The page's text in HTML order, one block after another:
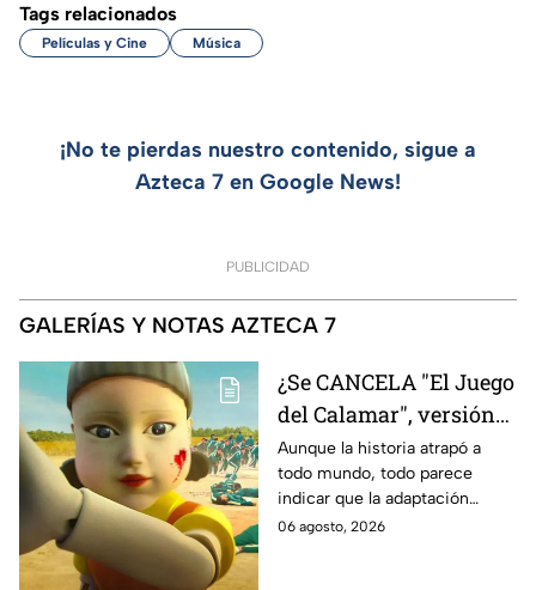
Tags relacionados
Películas y Cine Música
¡No te pierdas nuestro contenido, sigue a
Azteca 7 en Google News!
PUBLICIDAD
GALERÍAS Y NOTAS AZTECA 7
¿Se CANCELA "El Juego
del Calamar", versión
Estados Unidos? Esto
es lo que se sabe al
momento
Aunque la historia atrapó a
todo mundo, todo parece
indicar que la adaptación
podría ser cancelada:
06 agosto, 2026